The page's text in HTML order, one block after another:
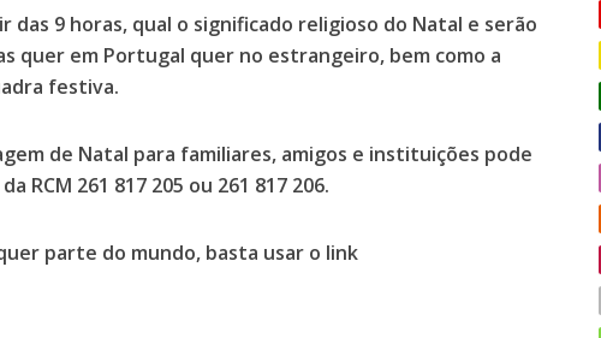
9 horas, qual o significado religioso do Natal e serão
quer em Portugal quer no estrangeiro, bem como a
festiva.
de Natal para familiares, amigos e instituições pode
RCM 261 817 205 ou 261 817 206.
parte do mundo, basta usar o link